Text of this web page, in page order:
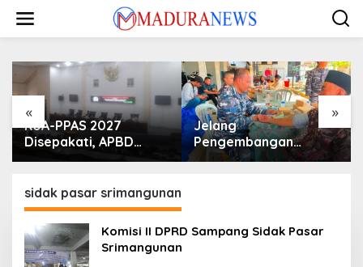
konten
« »
KUA-PPAS 2027
Disepakati, APBD
Sampang Defisit Rp
Jelang
Pengembangan
Lapangan Hidayah,
Nelayan Sampang
sidak pasar srimangunan
Komisi II DPRD Sampang Sidak Pasar
Srimangunan